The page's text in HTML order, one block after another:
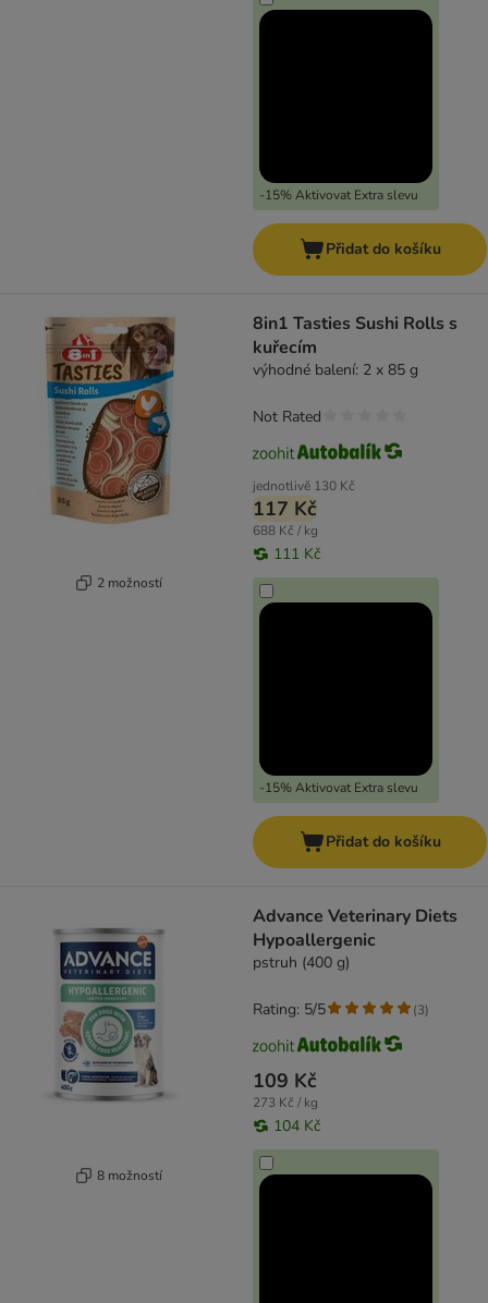
-15% Aktivovat Extra slevu
Přidat do košíku
2 možností
8in1 Tasties Sushi Rolls s
kuřecím
výhodné balení: 2 x 85 g
jednotlivě 130 Kč
117 Kč
688 Kč / kg
111 Kč
-15% Aktivovat Extra slevu
Not Rated
Přidat do košíku
8 možností
Advance Veterinary Diets
Hypoallergenic
pstruh (400 g)
109 Kč
273 Kč / kg
104 Kč
Rating: 5/5 (3)